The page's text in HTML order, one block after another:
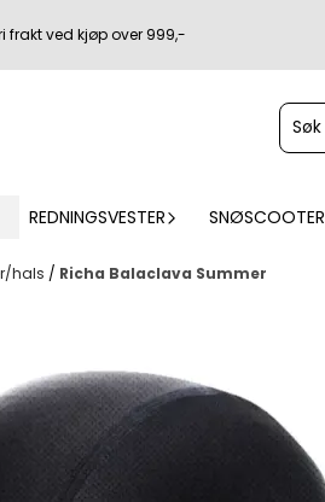
frakt ved kjøp over 999,-
REDNINGSVESTER SNØSCOOTER
hals / Richa Balaclava Summer